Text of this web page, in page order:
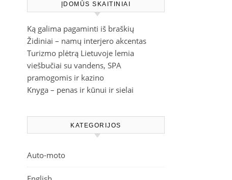
ĮDOMŪS SKAITINIAI
Ką galima pagaminti iš braškių
Židiniai – namų interjero akcentas
Turizmo plėtrą Lietuvoje lemia
viešbučiai su vandens, SPA
pramogomis ir kazino
Knyga – penas ir kūnui ir sielai
KATEGORIJOS
Auto-moto